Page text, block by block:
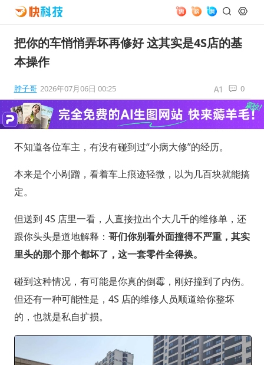
把你的车悄悄弄坏再修好 这其实是4S店的基
本操作
脖子哥 2026年07月06日 00:25 0
不知道各位车主，有没有碰到过“小病大修”的经历。
本来是个小剐蹭，看着车上痕迹轻微，以为几百块就能搞
定。
但送到 4S 店里一看，人直接拉出个大几千的维修单，还
跟你头头是道地解释： 哥们你别看外面撞得不严重，其实
里头的那个那个都坏了，这一套零件全得换。
碰到这种情况，有可能是你真的倒霉，刚好撞到了内伤。
但还有一种可能性是，4S 店的维修人员顺道给你整坏
的，也就是私自扩损。